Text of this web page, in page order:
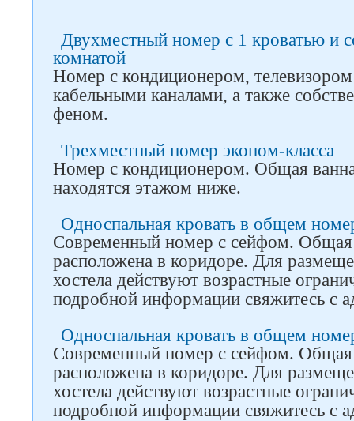
Двухместный номер с 1 кроватью и
комнатой
Номер с кондиционером,
кабельными каналами, а также
феном.
Трехместный номер эконом-класса
Номер с кондиционером. Общая
находятся этажом ниже.
Односпальная кровать в общем
Современный номер с сейфом. Общая
расположена в коридоре. Для
хостела действуют возрастные
подробной информации свяжитесь с
Односпальная кровать в общем
Современный номер с сейфом. Общая
расположена в коридоре. Для
хостела действуют возрастные
подробной информации свяжитесь с
Следите за нами в соцсетях